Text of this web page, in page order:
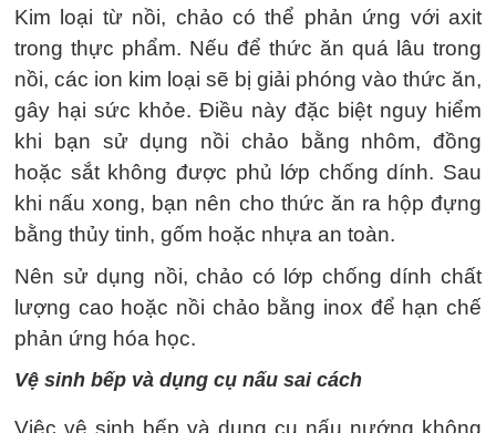
Kim loại từ nồi, chảo có thể phản ứng với axit
trong thực phẩm. Nếu để thức ăn quá lâu trong
nồi, các ion kim loại sẽ bị giải phóng vào thức ăn,
gây hại sức khỏe. Điều này đặc biệt nguy hiểm
khi bạn sử dụng nồi chảo bằng nhôm, đồng
hoặc sắt không được phủ lớp chống dính. Sau
khi nấu xong, bạn nên cho thức ăn ra hộp đựng
bằng thủy tinh, gốm hoặc nhựa an toàn.
Nên sử dụng nồi, chảo có lớp chống dính chất
lượng cao hoặc nồi chảo bằng inox để hạn chế
phản ứng hóa học.
Vệ sinh bếp và dụng cụ nấu sai cách
Việc vệ sinh bếp và dụng cụ nấu nướng không